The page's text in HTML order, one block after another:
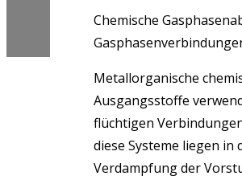
Chemische
Metallorganische
Ausgangsstoffe
flüchtigen
diese Systeme liegen in
Verdampfung der